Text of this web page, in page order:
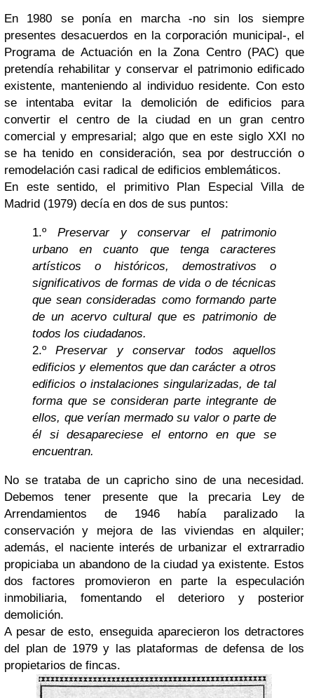
En 1980 se ponía en marcha -no sin los siempre
presentes desacuerdos en la corporación municipal-, el
Programa de Actuación en la Zona Centro (PAC) que
pretendía rehabilitar y conservar el patrimonio edificado
existente, manteniendo al individuo residente. Con esto
se intentaba evitar la demolición de edificios para
convertir el centro de la ciudad en un gran centro
comercial y empresarial; algo que en este siglo XXI no
se ha tenido en consideración, sea por destrucción o
remodelación casi radical de edificios emblemáticos.
En este sentido, el primitivo Plan Especial Villa de
Madrid (1979) decía en dos de sus puntos:
1.º Preservar y conservar el patrimonio
urbano en cuanto que tenga caracteres
artísticos o históricos, demostrativos o
significativos de formas de vida o de técnicas
que sean consideradas como formando parte
de un acervo cultural que es patrimonio de
todos los ciudadanos.
2.ºPreservar y conservar todos aquellos
edificios y elementos que dan carácter a otros
edificios o instalaciones singularizadas, de tal
forma que se consideran parte integrante de
ellos, que verían mermado su valor o parte de
él si desapareciese el entorno en que se
encuentran.
No se trataba de un capricho sino de una necesidad.
Debemos tener presente que la precaria Ley de
Arrendamientos de 1946 había paralizado la
conservación y mejora de las viviendas en alquiler;
además, el naciente interés de urbanizar el extrarradio
propiciaba un abandono de la ciudad ya existente. Estos
dos factores promovieron en parte la especulación
inmobiliaria, fomentando el deterioro y posterior
demolición.
A pesar de esto, enseguida aparecieron los detractores
del plan de 1979 y las plataformas de defensa de los
propietarios de fincas.